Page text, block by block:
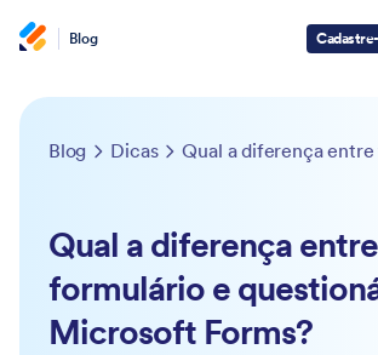
Blog
Blog Dicas
Qual a diferença entre
formulário e
Microsoft Forms?